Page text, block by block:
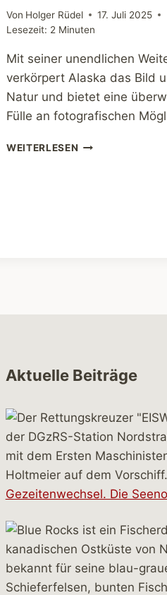
Von Holger Rüdel
17. Juli 2025
Lesezeit: 2 Minuten
Mit seiner unendlichen
verkörpert Alaska das Bild
Natur und bietet eine
Fülle an fotografischen
WEITERLESEN ABENTEUER
Aktuelle Beiträge
Gezeitenwechsel. Die